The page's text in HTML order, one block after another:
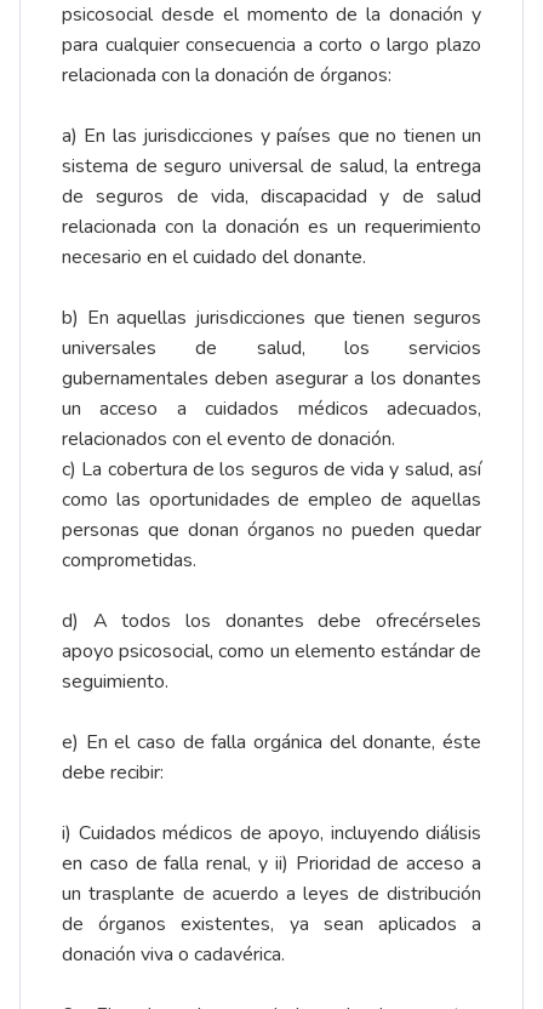
psicosocial desde el momento de la donación y
para cualquier consecuencia a corto o largo plazo
relacionada con la donación de órganos:
a) En las jurisdicciones y países que no tienen un
sistema de seguro universal de salud, la entrega
de seguros de vida, discapacidad y de salud
relacionada con la donación es un requerimiento
necesario en el cuidado del donante.
b) En aquellas jurisdicciones que tienen seguros
universales de salud, los servicios
gubernamentales deben asegurar a los donantes
un acceso a cuidados médicos adecuados,
relacionados con el evento de donación.
c) La cobertura de los seguros de vida y salud, así
como las oportunidades de empleo de aquellas
personas que donan órganos no pueden quedar
comprometidas.
d) A todos los donantes debe ofrecérseles
apoyo psicosocial, como un elemento estándar de
seguimiento.
e) En el caso de falla orgánica del donante, éste
debe recibir:
i) Cuidados médicos de apoyo, incluyendo diálisis
en caso de falla renal, y ii) Prioridad de acceso a
un trasplante de acuerdo a leyes de distribución
de órganos existentes, ya sean aplicados a
donación viva o cadavérica.